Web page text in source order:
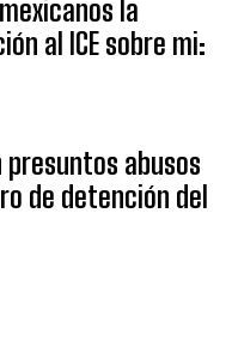
la
al ICE sobre mi:
presuntos abusos
de detención del